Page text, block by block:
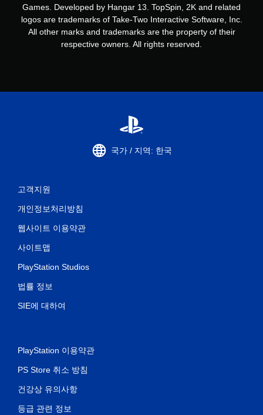
Games. Developed by Hangar 13. TopSpin, 2K and related
logos are trademarks of Take-Two Interactive Software, Inc.
All other marks and trademarks are the property of their
respective owners. All rights reserved.
국가 / 지역: 한국
고객지원
개인정보처리방침
웹사이트 이용약관
사이트맵
PlayStation Studios
법률 정보
SIE에 대하여
PlayStation 이용약관
PS Store 취소 방침
건강상 유의사항
등급 관련 정보